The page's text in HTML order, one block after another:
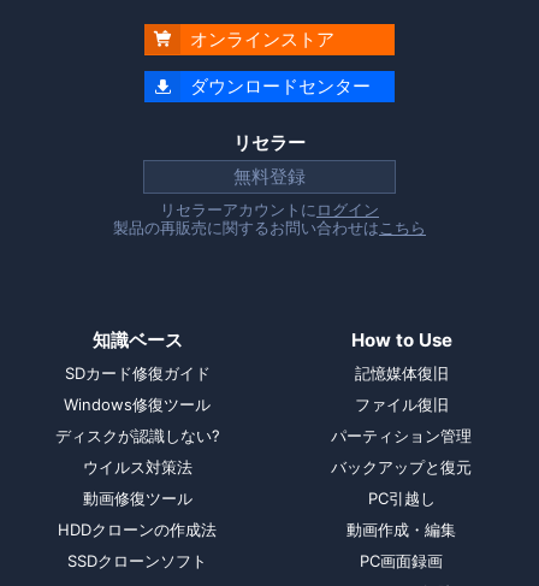
 オンラインストア
 ダウンロードセンター
リセラー
無料登録
リセラーアカウントにログイン
製品の再販売に関するお問い合わせはこちら
知識ベース
SDカード修復ガイド
Windows修復ツール
ディスクが認識しない?
ウイルス対策法
動画修復ツール
HDDクローンの作成法
SSDクローンソフト
How to Use
記憶媒体復旧
ファイル復旧
パーティション管理
バックアップと復元
PC引越し
動画作成・編集
PC画面録画